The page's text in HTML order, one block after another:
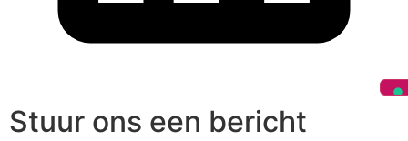
Stuur ons een bericht